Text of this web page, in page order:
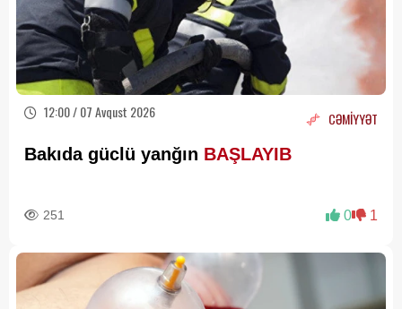
12:00 / 07 Avqust 2026 CƏMİYYƏT
Bakıda güclü yanğın BAŞLAYIB
251 0 1